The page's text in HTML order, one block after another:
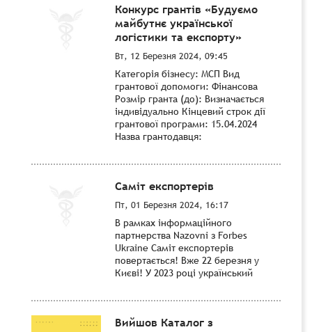
Конкурс грантів «Будуємо
майбутнє української
логістики та експорту»
Вт, 12 Березня 2024, 09:45
Категорія бізнесу: МСП Вид
грантової допомоги: Фінансова
Розмір гранта (до): Визначається
індивідуально Кінцевий строк дії
грантової програми: 15.04.2024
Назва грантодавця:
Саміт експортерів
Пт, 01 Березня 2024, 16:17
В рамках інформаційного
партнерства Nazovni з Forbes
Ukraine Саміт експортерів
повертається! Вже 22 березня у
Києві! У 2023 році український
Вийшов Каталог з